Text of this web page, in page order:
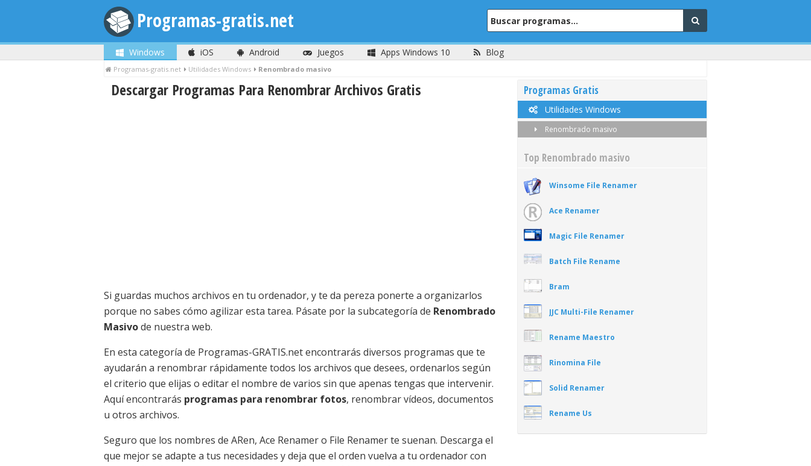
Programas-gratis.net
Windows iOS Android Juegos Apps Windows 10 Blog
Programas-gratis.net Utilidades Windows Renombrado masivo
Descargar Programas Para Renombrar Archivos Gratis
Si guardas muchos archivos en tu ordenador, y te da pereza ponerte a organizarlos
porque no sabes cómo agilizar esta tarea. Pásate por la subcategoría de Renombrado
Masivode nuestra web.
En esta categoría de Programas-GRATIS.net encontrarás diversos programas que te
ayudarán a renombrar rápidamente todos los archivos que desees, ordenarlos según
el criterio que elijas o editar el nombre de varios sin que apenas tengas que intervenir.
Aquí encontrarás programas para renombrar fotos, renombrar vídeos, documentos
u otros archivos.
Seguro que los nombres de ARen, Ace Renamer o File Renamer te suenan. Descarga el
que mejor se adapte a tus necesidades y deja que el orden vuelva a tu ordenador con
Programas Gratis
Utilidades Windows
Renombrado masivo
Top Renombrado masivo
Winsome File Renamer
Ace Renamer
Magic File Renamer
Batch File Rename
Bram
JJC Multi-File Renamer
Rename Maestro
Rinomina File
Solid Renamer
Rename Us